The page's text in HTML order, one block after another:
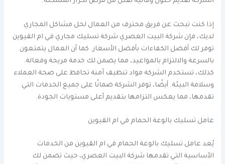
إذا كنت تبحث عن فريق محترف من العمال لحل مشاكل المجاري
لديك، فإن شركة البيت العصري شركة تسليك مجاري في ام القيوين
توفر لك أفضل الكفاءات بأفضل الأسعار. كما أن العمال يتمتعون
بالسرعة والالتزام بالمواعيد، مما يضمن لك خدمة مريحة وفعالة.
كذلك، تستخدم الشركة مواد تنظيف آمنة تحافظ على صحة العملاء
وسلامة البيئة. أيضًا، توفر الشركة ضمانًا على جميع الخدمات التي
تقدمها، مما يعكس التزامها بتقديم أعلى مستويات الجودة.
عامل تسليك بالوعة الحمام في ام القيوين
يُعد عامل تسليك بالوعة الحمام في ام القيوين من الخدمات
الأساسية التي تقدمها شركة البيت العصري، حيث تضمن لك